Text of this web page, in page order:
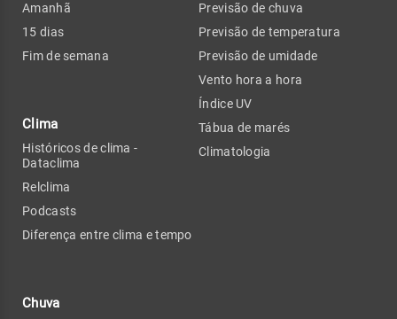
Amanhã
15 dias
Fim de semana
Clima
Históricos de clima -
Dataclima
Relclima
Podcasts
Diferença entre clima e tempo
Chuva
Previsão de chuva
Previsão de temperatura
Previsão de umidade
Vento hora a hora
Índice UV
Tábua de marés
Climatologia